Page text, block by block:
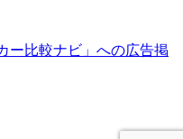
ー比較ナビ」への広告掲